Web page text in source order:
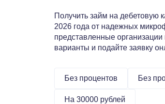
Получить займ на дебетовую
2026 года от надежных
представленные
варианты и подайте заявку
Без процентов Без
На 30000 рублей